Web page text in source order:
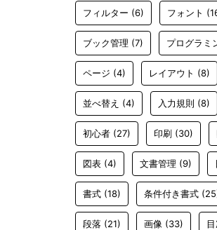
フィルター (6) フォント
ブック管理 (7) プログラミ
ページ (4) レイアウト (8)
並べ替え (4) 入力規則 (8)
初心者 (27) 印刷 (30)
図表 (4) 文書管理 (9)
書式 (18) 条件付き書式
段落 (21) 画像 (33)